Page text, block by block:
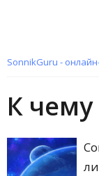
SonnikGuru -
К чему